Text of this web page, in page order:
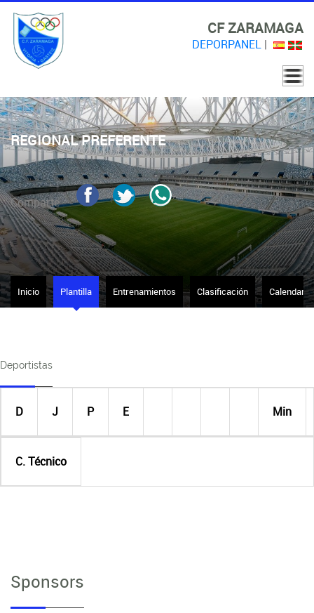
CF ZARAMAGA
DEPORPANEL |
REGIONAL PREFERENTE
Comparte
Inicio Plantilla Entrenamientos Clasificación Calendario
Deportistas
D J P E Min
C. Técnico
Sponsors